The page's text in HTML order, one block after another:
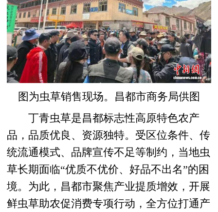
图为虫草销售现场。昌都市商务局供图
丁青虫草是昌都标志性高原特色农产
品，品质优良、资源独特。受区位条件、传
统流通模式、品牌宣传不足等制约，当地虫
草长期面临“优质不优价、好品不出名”的困
境。为此，昌都市聚焦产业提质增效，开展
鲜虫草助农促消费专项行动，全方位打通产